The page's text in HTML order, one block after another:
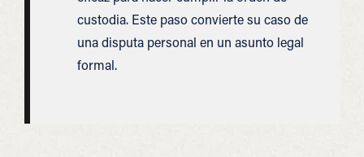
custodia. Este paso convierte su caso de
una disputa personal en un asunto legal
formal.